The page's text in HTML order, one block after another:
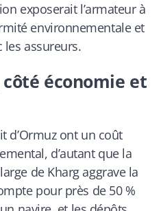
exposerait l’armateur à
environnementale et
les assureurs.
côté économie et
d’Ormuz ont un coût
d’autant que la
de Kharg aggrave la
pour près de 50 %